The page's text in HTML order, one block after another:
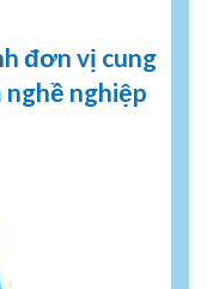
đơn vị cung
nghề nghiệp